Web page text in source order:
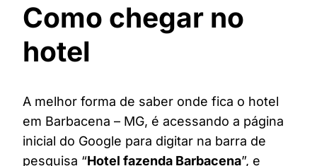
Como chegar no
hotel
A melhor forma de saber onde fica o hotel
em Barbacena – MG, é acessando a página
inicial do Google para digitar na barra de
pesquisa “Hotel fazenda Barbacena”, e